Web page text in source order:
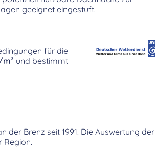
geeignet eingestuft.
für die
m² und bestimmt
der Brenz seit 1991. Die Auswertung der
Region.